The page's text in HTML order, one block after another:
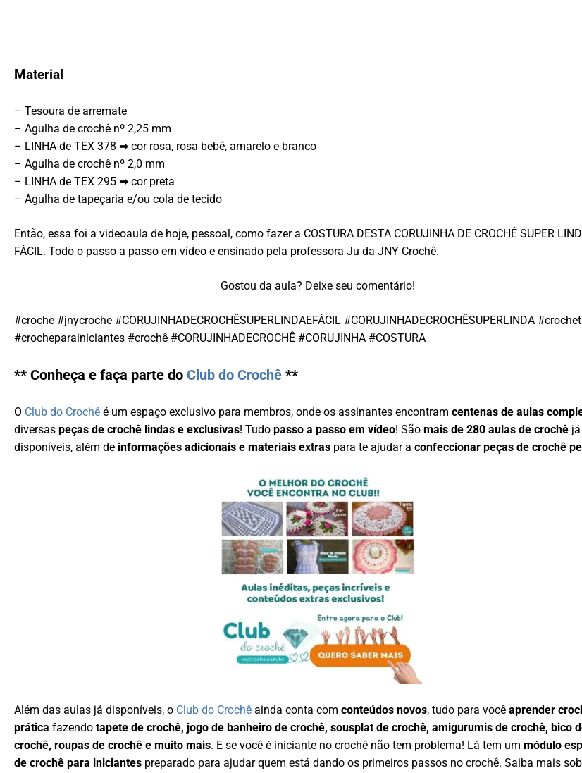
Material
– Tesoura de arremate
– Agulha de crochê nº 2,25 mm
– LINHA de TEX 378 ➡ cor rosa, rosa bebê, amarelo e branco
– Agulha de crochê nº 2,0 mm
– LINHA de TEX 295 ➡ cor preta
– Agulha de tapeçaria e/ou cola de tecido
Então, essa foi a videoaula de hoje, pessoal, como fazer a COSTURA DESTA CORUJINHA DE CROCHÊ SUPER
FÁCIL. Todo o passo a passo em vídeo e ensinado pela professora Ju da JNY Crochê.
Gostou da aula? Deixe seu comentário!
#croche #jnycroche #CORUJINHADECROCHÊSUPERLINDAEFÁCIL #CORUJINHADECROCHÊSUPERLINDA #crochet
#crocheparainiciantes #crochê #CORUJINHADECROCHÊ #CORUJINHA #COSTURA
** Conheça e faça parte doClub do Crochê **
O Club do Crochê é um espaço exclusivo para membros, onde os assinantes encontramcentenas de aulas
diversaspeças de crochê lindas e exclusivas! Tudopasso a passo em vídeo! Sãomais de 280 aulas de crochê já
disponíveis, além de informações adicionais e materiais extras para te ajudar aconfeccionar peças de crochê
Além das aulas já disponíveis, o Club do Crochê ainda conta comconteúdos novos, tudo para vocêaprender
prática fazendotapete de crochê, jogo de banheiro de crochê, sousplat de crochê, amigurumis de crochê, bico
crochê, roupas de crochê e muito mais. E se você é iniciante no crochê não tem problema! Lá tem ummódulo
de crochê para iniciantes preparado para ajudar quem está dando os primeiros passos no crochê. Saiba mais